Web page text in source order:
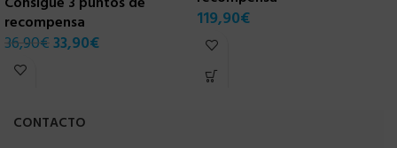
recompensa
36,90€33,90€
119,90€
CONTACTO